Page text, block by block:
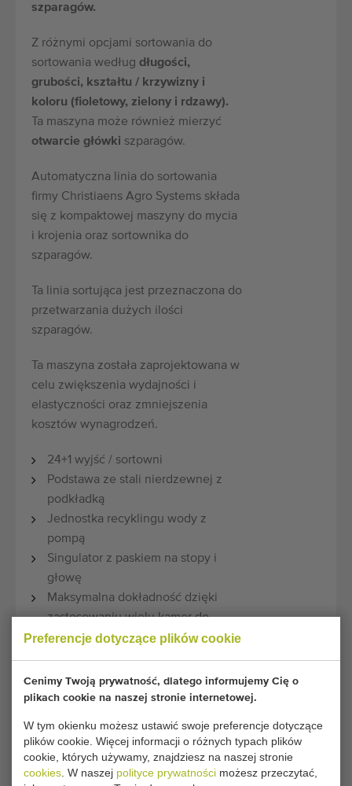
Preferencje dotyczące plików cookie
Cenimy Twoją prywatność, dlatego informujemy Cię o
plikach cookie na naszej stronie internetowej.
W tym okienku możesz ustawić swoje preferencje dotyczące
plików cookie. Więcej informacji o różnych typach plików
cookie, których używamy, znajdziesz na naszej stronie
cookies . W naszej polityce prywatności możesz przeczytać,
szparagów.
Z różnymi opcjami sortowania do
sortowania według długości,
grubości, kształtu / krzywizny i
koloru (fioletowy, zielony i rdzawy).
Ta maszyna może również mierzyć
otwarcie główki szparagów.
Automatyczna linia do sortowania
firmy Christiaens Agro Systems składa
się z kompaktowej maszyny do mycia
i krojenia oraz sortownika do
szparagów.
Ta linia sortująca jest przeznaczona do
przetwarzania dużych ilości
szparagów.
Ta maszyna została zaprojektowana w
celu zwiększenia wydajności i
elastyczności oraz zmniejszenia
kosztów wynagrodzeń.
24+1 wyjść / sortowni
Podstawa ze stali nierdzewnej z
podkładką
Jednostka recyklingu wody z
pompą
Singulator z paskiem na stopy i
głowę
Maksymalna dokładność dzięki
zastosowaniu wielu kamer do
stopniowania długości, grubości,
otwarcia główki.
Zaprojektowany dla 10 włóczni /
Przenośnik łańcuchowy ze stali
nierdzewnej przez podkładkę